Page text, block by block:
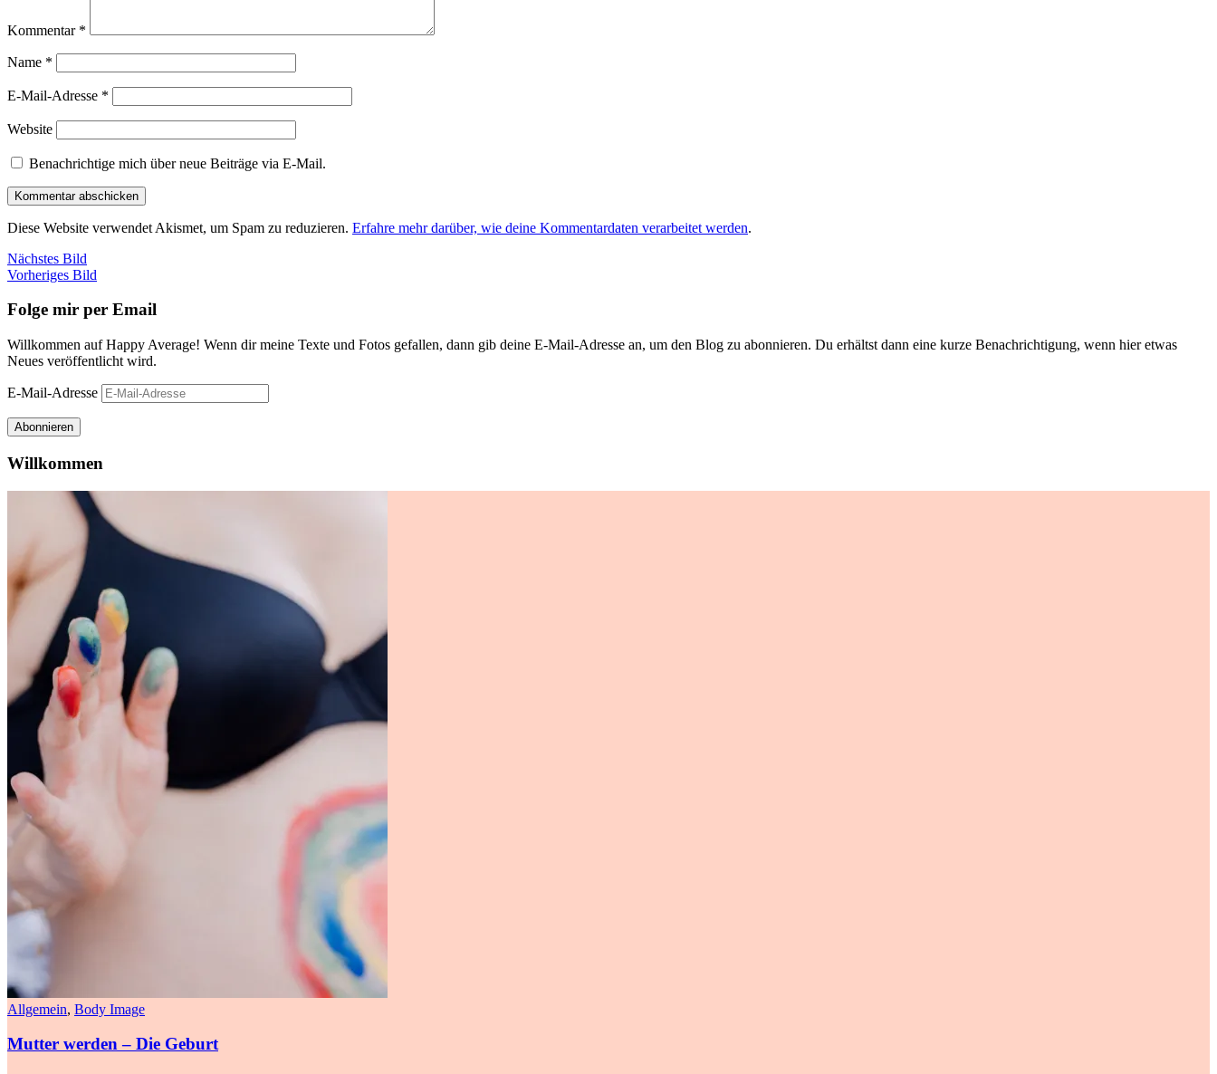
Kommentar *
Name *
E-Mail-Adresse *
Website
Benachrichtige mich über neue Beiträge via E-Mail.
Diese Website verwendet Akismet, um Spam zu reduzieren. Erfahre mehr darüber, wie deine Kommentardaten verarbeitet werden.
Nächstes Bild
Vorheriges Bild
Folge mir per Email
Willkommen auf Happy Average! Wenn dir meine Texte und Fotos gefallen, dann gib deine E-Mail-Adresse an, um den Blog zu abonnieren. Du erhältst dann eine kurze Benachrichtigung, wenn hier etwas
Neues veröffentlicht wird.
E-Mail-Adresse
Abonnieren
Willkommen
Allgemein, Body Image
Mutter werden – Die Geburt